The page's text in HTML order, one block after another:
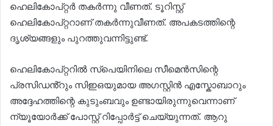
ഹെലികോപ്റ്റർ തകർന്നു വീണത്. ടൂറിസ്റ്റ്
ഹെലികോപ്റ്ററാണ് തകർന്നുവീണത്. അപകടത്തിന്റെ
ദൃശ്യങ്ങളും പുറത്തുവന്നിട്ടുണ്ട്.
ഹെലികോപ്റ്ററിൽ സ്പെയിനിലെ സീമെൻസിന്റെ
പ്രസിഡൻ്റും സിഇഒയുമായ അഗസ്റ്റിൻ എസ്കോബാറും
അദ്ദേഹത്തിന്റെ കുടുംബവും ഉണ്ടായിരുന്നുവെന്നാണ്
ന്യൂയോർക്ക് പോസ്റ്റ് റിപ്പോർട്ട് ചെയ്യുന്നത്. ആറു